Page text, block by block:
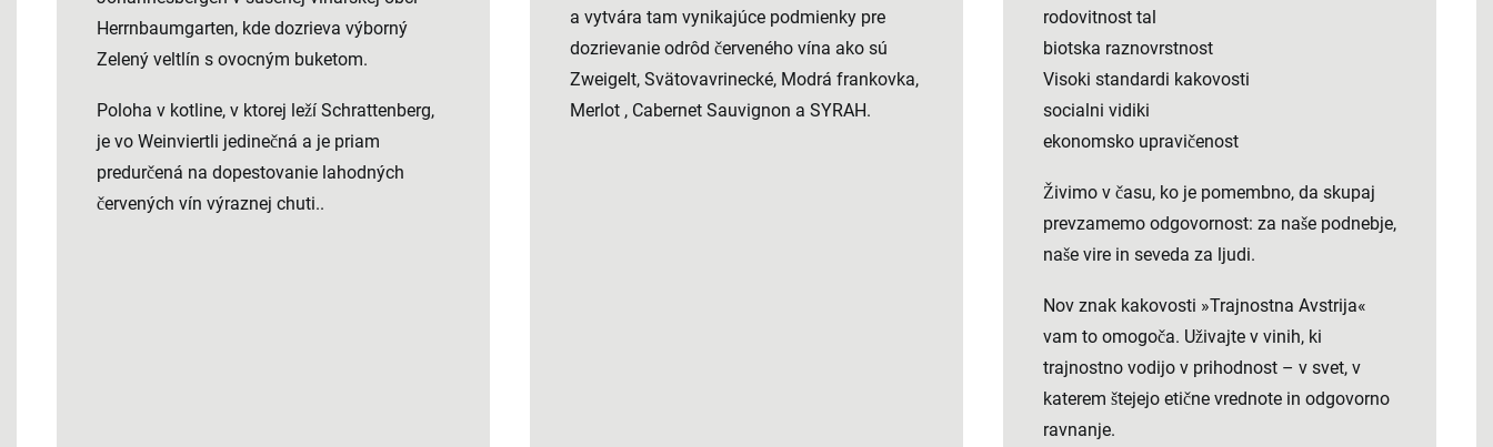
Herrnbaumgarten, kde dozrieva výborný
Zelený veltlín s ovocným buketom.
Poloha v kotline, v ktorej leží Schrattenberg,
je vo Weinviertli jedinečná a je priam
predurčená na dopestovanie lahodných
červených vín výraznej chuti..
a vytvára tam vynikajúce podmienky pre
dozrievanie odrôd červeného vína ako sú
Zweigelt, Svätovavrinecké, Modrá frankovka,
Merlot , Cabernet Sauvignon a SYRAH.
rodovitnost tal
biotska raznovrstnost
Visoki standardi kakovosti
socialni vidiki
ekonomsko upravičenost
Živimo v času, ko je pomembno, da skupaj
prevzamemo odgovornost: za naše podnebje,
naše vire in seveda za ljudi.
Nov znak kakovosti »Trajnostna Avstrija«
vam to omogoča. Uživajte v vinih, ki
trajnostno vodijo v prihodnost – v svet, v
katerem štejejo etične vrednote in odgovorno
ravnanje.